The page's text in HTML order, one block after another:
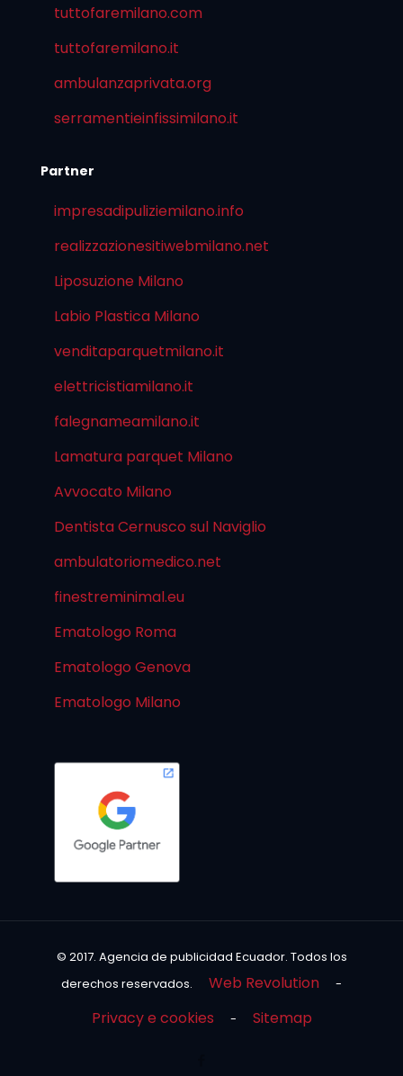
tuttofaremilano.com
tuttofaremilano.it
ambulanzaprivata.org
serramentieinfissimilano.it
Partner
impresadipuliziemilano.info
realizzazionesitiwebmilano.net
Liposuzione Milano
Labio Plastica Milano
venditaparquetmilano.it
elettricistiamilano.it
falegnameamilano.it
Lamatura parquet Milano
Avvocato Milano
Dentista Cernusco sul Naviglio
ambulatoriomedico.net
finestreminimal.eu
Ematologo Roma
Ematologo Genova
Ematologo Milano
© 2017. Agencia de publicidad Ecuador. Todos los
derechos reservados.
Web Revolution -
Privacy e cookies - Sitemap